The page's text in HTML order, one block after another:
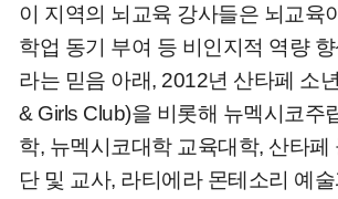
이 지역의 뇌교육 강사들은 뇌교육
학업 동기 부여 등 비인지적 역량 향
라는 믿음 아래, 2012년 산타페 소
& Girls Club)을 비롯해 뉴멕시코주
학, 뉴멕시코대학 교육대학, 산타페
단 및 교사, 라티에라 몬테소리 예